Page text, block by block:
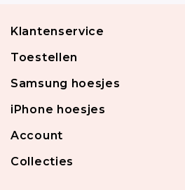
Klantenservice
Toestellen
Samsung hoesjes
iPhone hoesjes
Account
Collecties